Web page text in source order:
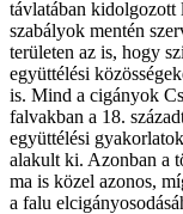
távlatában kidolgozott
szabályok mentén
területen az is, hogy
együttélési
is. Mind a cigányok
falvakban a 18.
együttélési
alakult ki. Azonban a
ma is közel azonos,
a falu